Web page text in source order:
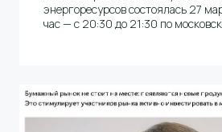
энергоресурсов состоялась 27
час — с 20:30 до 21:30 по